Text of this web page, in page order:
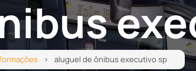
aluguel de ônibus executivo sp